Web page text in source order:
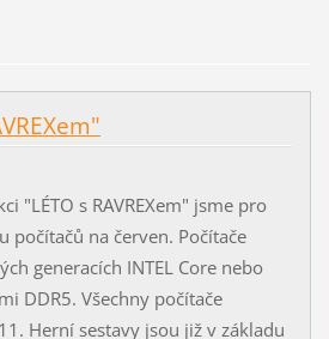
"LÉTO s RAVREXem" jsme pro
počítačů na červen. Počítače
generacích INTEL Core nebo
DDR5. Všechny počítače
Herní sestavy jsou již v základu